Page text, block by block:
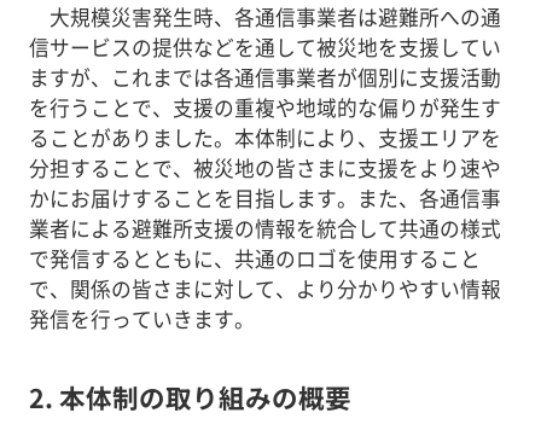
大規模災害発生時、各通信事業者は避難所への通
信サービスの提供などを通して被災地を支援してい
ますが、これまでは各通信事業者が個別に支援活動
を行うことで、支援の重複や地域的な偏りが発生す
ることがありました。本体制により、支援エリアを
分担することで、被災地の皆さまに支援をより速や
かにお届けすることを目指します。また、各通信事
業者による避難所支援の情報を統合して共通の様式
で発信するとともに、共通のロゴを使用すること
で、関係の皆さまに対して、より分かりやすい情報
発信を行っていきます。
2. 本体制の取り組みの概要